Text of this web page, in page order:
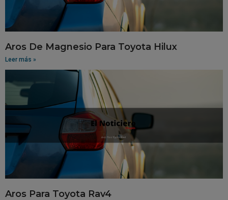
Aros De Magnesio Para Toyota Hilux
Leer más »
Aros Para Toyota Rav4